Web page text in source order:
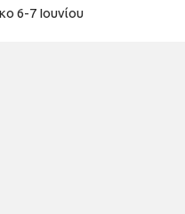
6-7 Ιουνίου